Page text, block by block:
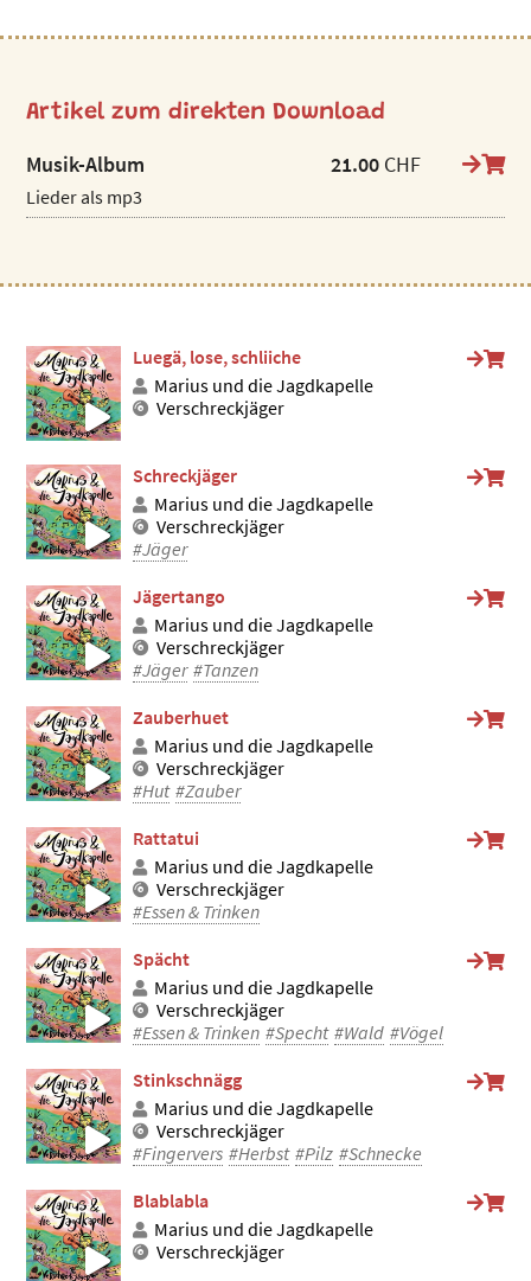
Artikel zum direkten Download
Musik-Album 21.00 CHF
Lieder als mp3
Luegä, lose, schliiche
Marius und die Jagdkapelle
Verschreckjäger
Schreckjäger
Marius und die Jagdkapelle
Verschreckjäger
#Jäger
Jägertango
Marius und die Jagdkapelle
Verschreckjäger
#Jäger #Tanzen
Zauberhuet
Marius und die Jagdkapelle
Verschreckjäger
#Hut #Zauber
Rattatui
Marius und die Jagdkapelle
Verschreckjäger
#Essen & Trinken
Spächt
Marius und die Jagdkapelle
Verschreckjäger
#Essen & Trinken #Specht #Wald #Vögel
Stinkschnägg
Marius und die Jagdkapelle
Verschreckjäger
#Fingervers #Herbst #Pilz #Schnecke
Blablabla
Marius und die Jagdkapelle
Verschreckjäger